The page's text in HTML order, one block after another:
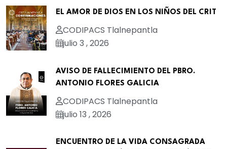
EL AMOR DE DIOS EN LOS NIÑOS DEL CRIT
CODIPACS Tlalnepantla
julio 3 , 2026
AVISO DE FALLECIMIENTO DEL PBRO.
ANTONIO FLORES GALICIA
CODIPACS Tlalnepantla
julio 13 , 2026
ENCUENTRO DE LA VIDA CONSAGRADA